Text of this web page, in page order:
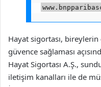
Hayat sigortası,
güvence sağlaması
Hayat Sigortası A.Ş.,
iletişim kanalları ile de